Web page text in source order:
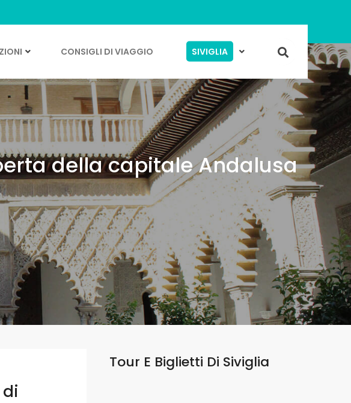
CONSIGLI DI VIAGGIO SIVIGLIA
della capitale Andalusa
Tour E Biglietti Di Siviglia